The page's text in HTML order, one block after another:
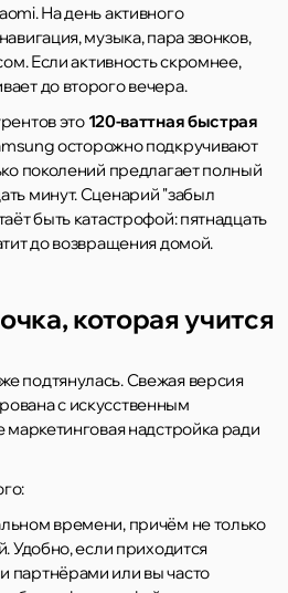
На день активного
музыка, пара звонков,
Если активность скромнее,
до второго вечера.
это 120-ваттная быстрая
осторожно подкручивают
поколений предлагает полный
минут. Сценарий "забыл
быть катастрофой: пятнадцать
до возвращения домой.
которая учится
подтянулась. Свежая версия
с искусственным
маркетинговая надстройка ради
времени, причём не только
Удобно, если приходится
партнёрами или вы часто